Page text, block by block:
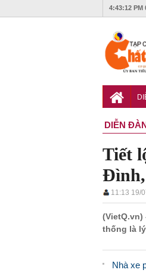
4:43:13 PM
DIỄN
Tiết
11:13 19/
thống là
Nhà xe